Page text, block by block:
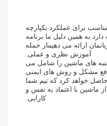
برای عملکرد یکپارچه
به همین دلیل ما برنامه
ارائه می دهیماز جمله
آموزش نظری و عملی.
های ماشین را شامل می
رفع مشکل و روش های ایمنی
حاصل خواهد کرد که تیم شما
ماشین با اعتماد به نفس و
کارایی.